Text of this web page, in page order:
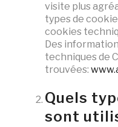
visite plus
types de
cookies
Des
techniques de
trouvées:
Quels
sont